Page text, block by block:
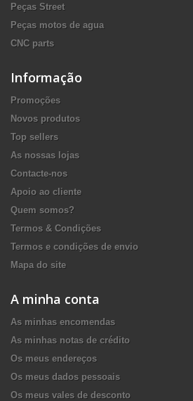
Peças Street
Peças motos de agua
CNC parts
Informação
Promoções
Novos produtos
Top sellers
As nossas lojas
Contacte-nos
Apoio ao cliente
Quem somos?
Termos & Condições
Termos e condições de envio
Mapa do site
A minha conta
As minhas encomendas
As minhas notas de crédito
Os meus endereços
Os meus dados pessoais
Os meus vales de desconto